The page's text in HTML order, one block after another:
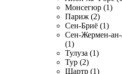
Монсегюр (1)
Париж (2)
Сен-Бриё (1)
Сен-Жермен-
(1)
Тулуза (1)
Тур (2)
Шартр (1)